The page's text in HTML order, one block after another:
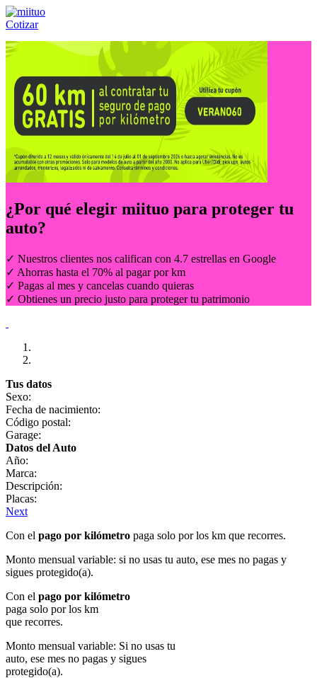
Cotizar
Llámanos al:(55) 84-21-05-00 ó
¿Por qué elegir miituo para proteger tu
auto?
✓ Nuestros clientes nos califican con 4.7 estrellas en Google
✓ Ahorras hasta el 70% al pagar por km
✓ Pagas al mes y cancelas cuando quieras
✓ Obtienes un precio justo para proteger tu patrimonio
Tus datos
Sexo:
Fecha de nacimiento:
Código postal:
Garage:
Datos del Auto
Año:
Marca:
Descripción:
Placas:
Next
Con el pago por kilómetro paga solo por los km que recorres.
Monto mensual variable: si no usas tu auto, ese mes no pagas y
sigues protegido(a).
Con el pago por kilómetro
paga solo por los km
que recorres.
Monto mensual variable: Si no usas tu
auto, ese mes no pagas y sigues
protegido(a).